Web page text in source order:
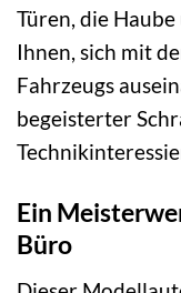
Türen, die
Ihnen, sich mit
Fahrzeugs
begeisterter
Ein
Büro